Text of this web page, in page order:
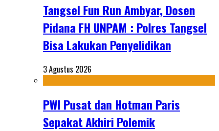
Tangsel Fun Run Ambyar, Dosen
Pidana FH UNPAM : Polres Tangsel
Bisa Lakukan Penyelidikan
3 Agustus 2026
PWI Pusat dan Hotman Paris
Sepakat Akhiri Polemik